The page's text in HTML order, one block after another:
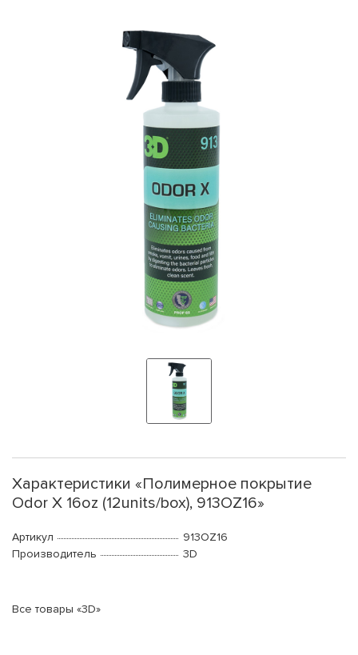
Характеристики «Полимерное покрытие
Odor X 16oz (12units/box), 913OZ16»
Артикул
913OZ16
Производитель
3D
Все товары «3D»